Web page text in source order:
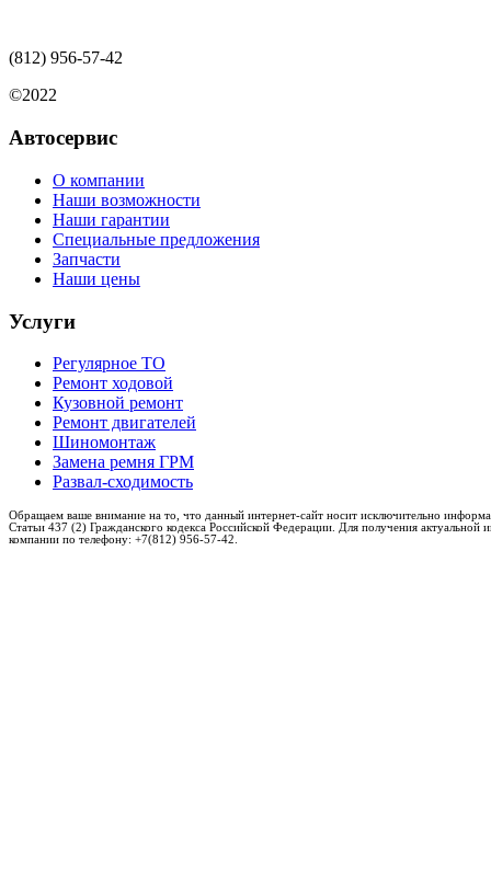
(812) 956-57-42
©2022
Автосервис
О компании
Наши возможности
Наши гарантии
Специальные предложения
Запчасти
Наши цены
Услуги
Регулярное ТО
Ремонт ходовой
Кузовной ремонт
Ремонт двигателей
Шиномонтаж
Замена ремня ГРМ
Развал-сходимость
Обращаем ваше внимание на то, что данный интернет-сайт носит исключительно
Статьи 437 (2) Гражданского кодекса Российской Федерации. Для получения
компании по телефону: +7(812) 956-57-42.